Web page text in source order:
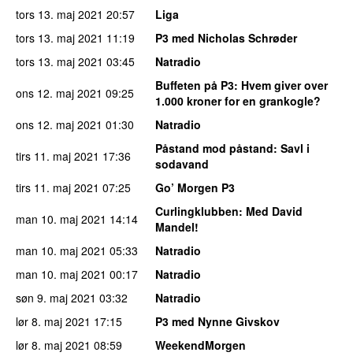
tors 13. maj 2021 20:57
Liga
tors 13. maj 2021 11:19
P3 med Nicholas Schrøder
tors 13. maj 2021 03:45
Natradio
ons 12. maj 2021 09:25 Buffeten på P3: Hvem giver over
1.000 kroner for en grankogle?
ons 12. maj 2021 01:30
Natradio
tirs 11. maj 2021 17:36 Påstand mod påstand: Savl i
sodavand
tirs 11. maj 2021 07:25
Go’ Morgen P3
man 10. maj 2021 14:14 Curlingklubben: Med David
Mandel!
man 10. maj 2021 05:33
Natradio
man 10. maj 2021 00:17
Natradio
søn 9. maj 2021 03:32
Natradio
lør 8. maj 2021 17:15
P3 med Nynne Givskov
lør 8. maj 2021 08:59
WeekendMorgen